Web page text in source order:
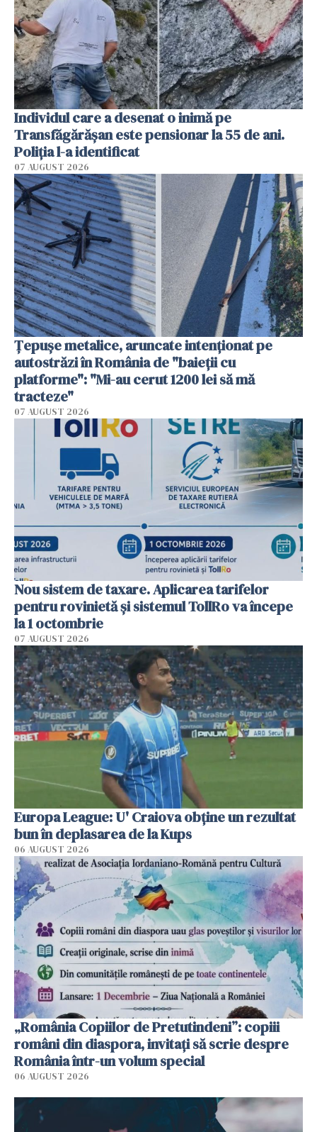
Individul care a desenat o inimă pe
Transfăgărășan este pensionar la 55 de ani.
Poliția l-a identificat
07 AUGUST 2026
Țepușe metalice, aruncate intenționat pe
autostrăzi în România de "baieții cu
platforme": "Mi-au cerut 1200 lei să mă
tracteze"
07 AUGUST 2026
Nou sistem de taxare. Aplicarea tarifelor
pentru rovinietă şi sistemul TollRo va începe
la 1 octombrie
07 AUGUST 2026
Europa League: U' Craiova obține un rezultat
bun în deplasarea de la Kups
06 AUGUST 2026
„România Copiilor de Pretutindeni”: copiii
români din diaspora, invitați să scrie despre
România într-un volum special
06 AUGUST 2026